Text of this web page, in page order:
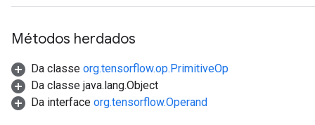
Métodos herdados
Da classe org.tensorflow.op.PrimitiveOp
Da classe java.lang.Object
Da interface org.tensorflow.Operand